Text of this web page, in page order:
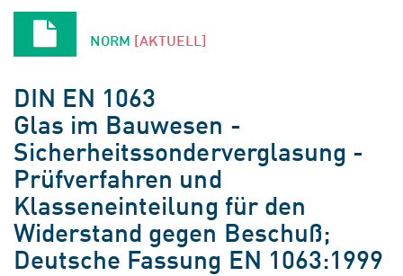
NORM [AKTUELL]
DIN EN 1063
Glas im Bauwesen -
Sicherheitssonderverglasung -
Prüfverfahren und
Klasseneinteilung für den
Widerstand gegen Beschuß;
Deutsche Fassung EN 1063:1999